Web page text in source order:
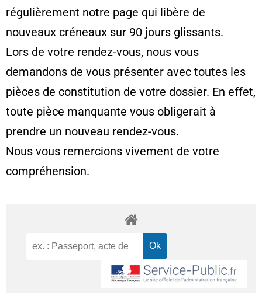
régulièrement notre page qui libère de
nouveaux créneaux sur 90 jours glissants.
Lors de votre rendez-vous, nous vous
demandons de vous présenter avec toutes les
pièces de constitution de votre dossier. En effet,
toute pièce manquante vous obligerait à
prendre un nouveau rendez-vous.
Nous vous remercions vivement de votre
compréhension.